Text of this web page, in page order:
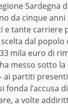
Sardegna
da cinque
e tante
dal
mila euro di
messo sotto
ai partiti
fonda
a volte